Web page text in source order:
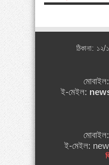
ঠিকানা:
ই-মেইল:
ই-মেইল: